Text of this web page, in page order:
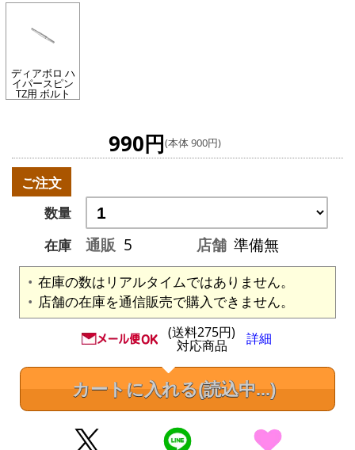
ディアボロ ハ
イパースピン
TZ用 ボルト
990円(本体 900円)
ご注文
数量
在庫
通販 5 店舗 準備無
在庫の数はリアルタイムではありません。
店舗の在庫を通信販売で購入できません。
(送料275円)
対応商品 詳細
カートに入れる(読込中...)